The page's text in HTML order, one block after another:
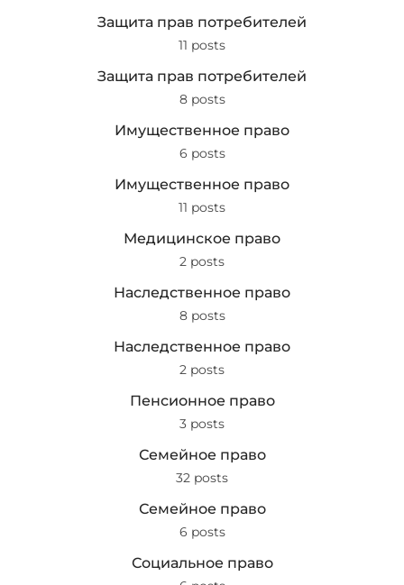
Защита прав потребителей
11 posts
Защита прав потребителей
8 posts
Имущественное право
6 posts
Имущественное право
11 posts
Медицинское право
2 posts
Наследственное право
8 posts
Наследственное право
2 posts
Пенсионное право
3 posts
Семейное право
32 posts
Семейное право
6 posts
Социальное право